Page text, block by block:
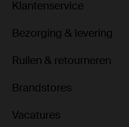
Klantenservice
Bezorging & levering
Ruilen & retourneren
Brandstores
Vacatures